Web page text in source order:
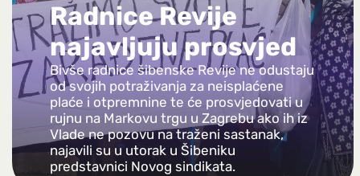
Radnice Revije
najavljuju prosvjed
Bivše radnice šibenske Revije ne odustaju
od svojih potraživanja za neisplaćene
plaće i otpremnine te će prosvjedovati u
rujnu na Markovu trgu u Zagrebu ako ih iz
Vlade ne pozovu na traženi sastanak,
najavili su u utorak u Šibeniku
predstavnici Novog sindikata.